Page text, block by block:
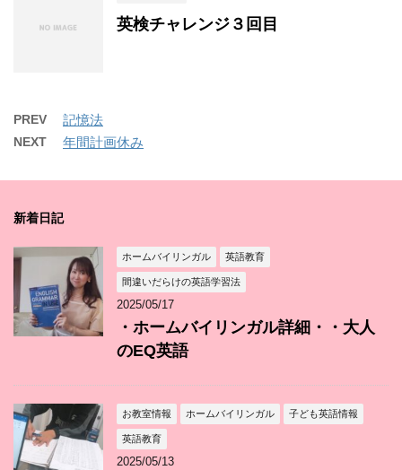
英検チャレンジ３回目
PREV 記憶法
NEXT 年間計画休み
新着日記
ホームバイリンガル 英語教育
間違いだらけの英語学習法
2025/05/17
・ホームバイリンガル詳細・・大人
のEQ英語
お教室情報 ホームバイリンガル 子ども英語情報
英語教育
2025/05/13